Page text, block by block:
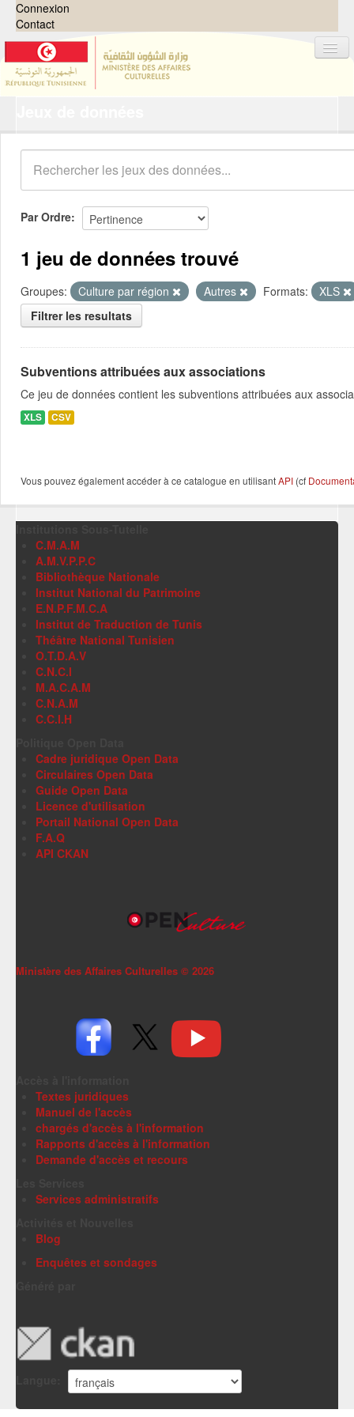
Connexion
Contact
Organisations
Groupes
Demandes 0
À propos
Par Ordre
1 jeu de données trouvé
Groupes: Culture par région Autres Formats:
XLS
Filtrer les resultats
Subventions attribuées aux associations
Ce jeu de données contient les subventions attribuées aux
XLS CSV
Vous pouvez également accéder à ce catalogue en utilisantAPI (cf
C.M.A.M
A.M.V.P.P.C
Bibliothèque Nationale
Institut National du Patrimoine
E.N.P.F.M.C.A
Institut de Traduction de Tunis
Théâtre National Tunisien
O.T.D.A.V
C.N.C.I
M.A.C.A.M
C.N.A.M
C.C.I.H
Cadre juridique Open Data
Circulaires Open Data
Guide Open Data
Licence d'utilisation
Portail National Open Data
F.A.Q
API CKAN
Ministère des Affaires Culturelles © 2026
Textes juridiques
Manuel de l'accès
chargés d'accès à l'information
Rapports d'accès à l'information
Demande d'accès et recours
Services administratifs
Blog
Enquêtes et sondages